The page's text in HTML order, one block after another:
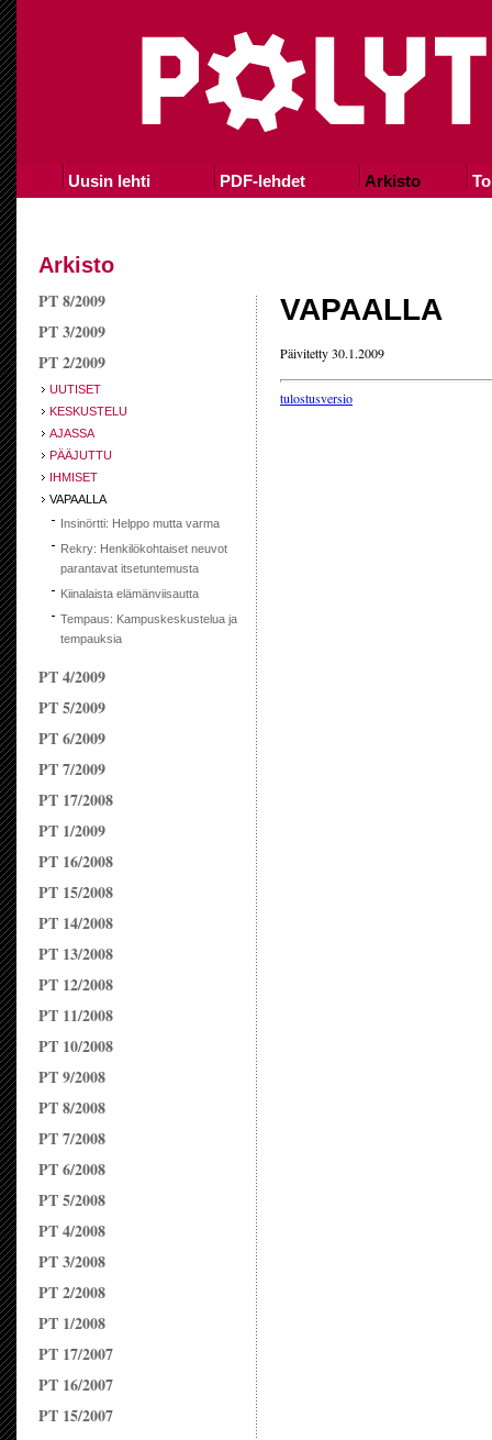
Uusin lehti PDF-lehdet Arkisto
Arkisto
PT 8/2009
PT 3/2009
PT 2/2009
UUTISET
KESKUSTELU
AJASSA
PÄÄJUTTU
IHMISET
VAPAALLA
Insinörtti: Helppo mutta varma
Rekry: Henkilökohtaiset neuvot
parantavat itsetuntemusta
Kiinalaista elämänviisautta
Tempaus: Kampuskeskustelua ja
tempauksia
PT 4/2009
PT 5/2009
PT 6/2009
PT 7/2009
PT 17/2008
PT 1/2009
PT 16/2008
PT 15/2008
PT 14/2008
PT 13/2008
PT 12/2008
PT 11/2008
PT 10/2008
PT 9/2008
PT 8/2008
PT 7/2008
PT 6/2008
PT 5/2008
PT 4/2008
PT 3/2008
PT 2/2008
PT 1/2008
PT 17/2007
PT 16/2007
PT 15/2007
VAPAALLA
Päivitetty 30.1.2009
tulostusversio